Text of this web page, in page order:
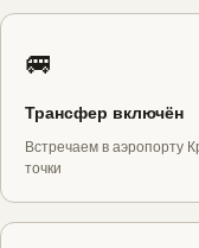
🚐
Трансфер включён
Встречаем в аэропорту
точки